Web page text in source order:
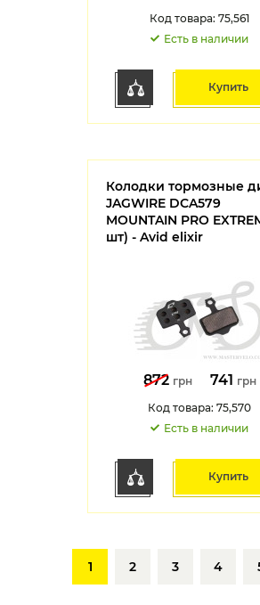
Код товара: 75,561
Есть в наличии
Купить
Колодки тормозные
JAGWIRE DCA579
MOUNTAIN PRO
шт) - Avid elixir
872 грн 741 грн
Код товара: 75,570
Есть в наличии
Купить
1 2 3 4